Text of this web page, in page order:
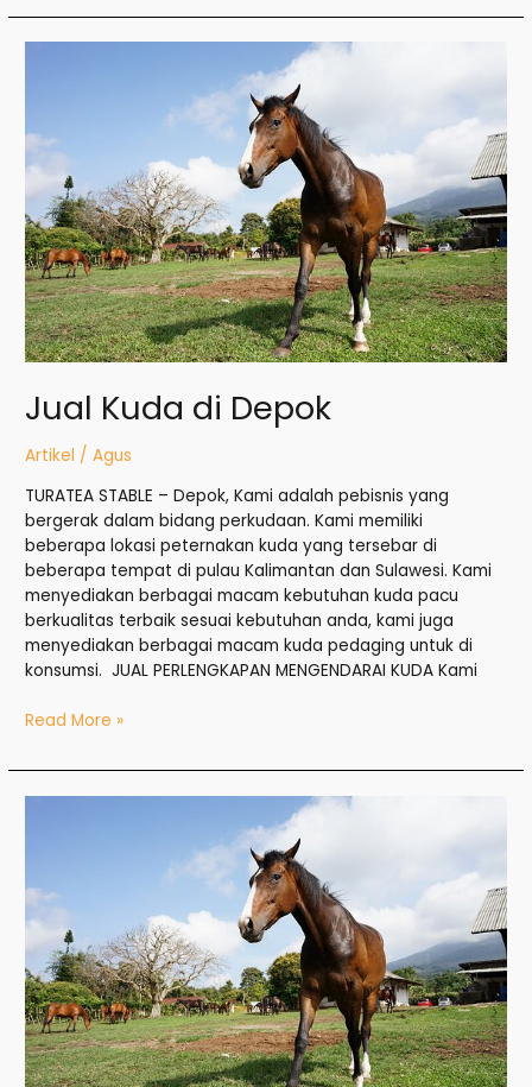
Jual Kuda di Depok
Artikel /Agus
TURATEA STABLE – Depok, Kami adalah pebisnis yang
bergerak dalam bidang perkudaan. Kami memiliki
beberapa lokasi peternakan kuda yang tersebar di
beberapa tempat di pulau Kalimantan dan Sulawesi. Kami
menyediakan berbagai macam kebutuhan kuda pacu
berkualitas terbaik sesuai kebutuhan anda, kami juga
menyediakan berbagai macam kuda pedaging untuk di
konsumsi. JUAL PERLENGKAPAN MENGENDARAI KUDA Kami
Depok
Read More »